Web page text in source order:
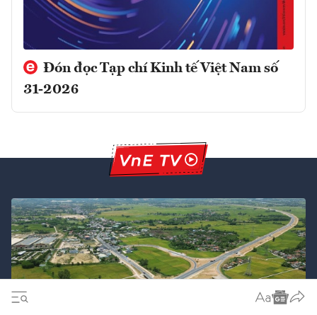
Đón đọc Tạp chí Kinh tế Việt Nam số
31-2026